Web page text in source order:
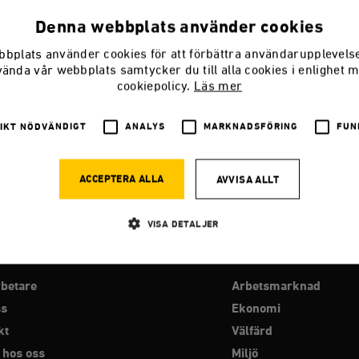
Sverige minska utsläppen i Afrika
handla om siffror snarare än om var utsläppsminskningarna
oss
Arbetsmarknad
Ekonomi
Välfärd
Miljö
Denna webbplats använder cookies
använder cookies för att förbättra
vår webbplats samtycker du till alla cookies i enlighet
cookiepolicy. Läs mer
NÖDVÄNDIGT ANALYS MARKNADSFÖRING
ACCEPTERA ALLA AVVISA ALLT
VISA DETALJER
Marknadsföring Funktioner
kärnwebbplatsfunktioner som användarinloggning och kontohantering. Webbplatsen
Beskrivning